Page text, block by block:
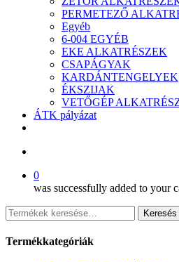
PERMETEZŐ
Egyéb
6-004 EGYÉB
EKE ALKATRÉSZEK
CSAPÁGYAK
KARDÁNTENGELYEK
ÉKSZIJAK
VETŐGÉP
ÁTK pályázat
0
was successfully added to your
Keresés
a
következőre:
Keresés
Termékkategóriák